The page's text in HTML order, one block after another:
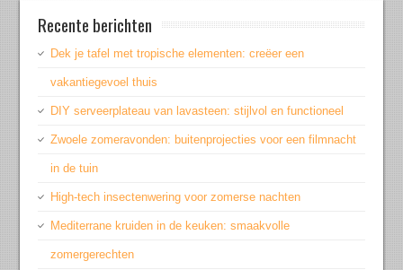
Recente berichten
Dek je tafel met tropische elementen: creëer een
vakantiegevoel thuis
DIY serveerplateau van lavasteen: stijlvol en functioneel
Zwoele zomeravonden: buitenprojecties voor een filmnacht
in de tuin
High-tech insectenwering voor zomerse nachten
Mediterrane kruiden in de keuken: smaakvolle
zomergerechten